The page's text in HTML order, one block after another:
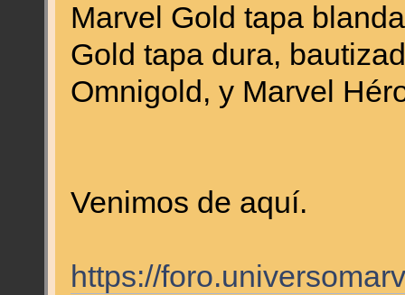
Marvel Gold tapa
Gold tapa dura,
Omnigold, y Marvel
Venimos de aquí.
https://